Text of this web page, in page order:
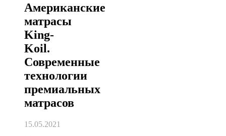
Американские
матрасы
King-
Koil.
Современные
технологии
премиальных
матрасов
15.05.2021